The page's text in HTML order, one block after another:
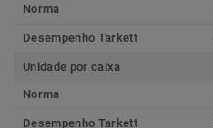
Norma
Desempenho Tarkett
Unidade por caixa
Norma
Desempenho Tarkett